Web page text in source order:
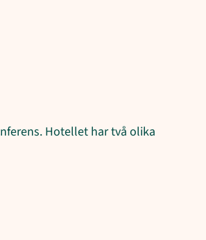
Hotellet har två olika